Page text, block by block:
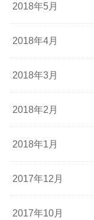
2018年5月
2018年4月
2018年3月
2018年2月
2018年1月
2017年12月
2017年10月